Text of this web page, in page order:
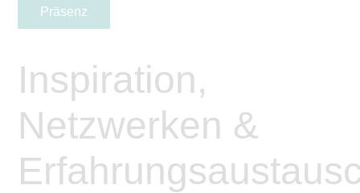
Präsenz
Inspiration,
Netzwerken &